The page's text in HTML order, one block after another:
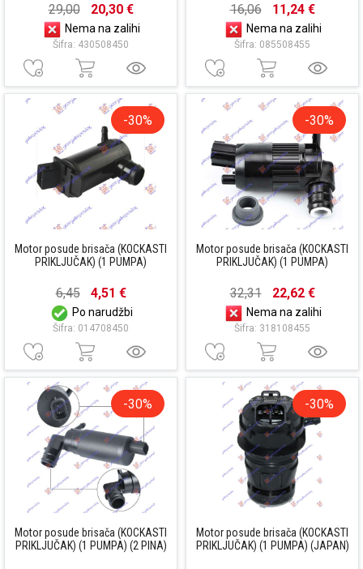
29,00 20,30 €
Nema na zalihi
Šifra: 430508450
16,06 11,24 €
Nema na zalihi
Šifra: 085508455
-30%
Motor posude brisača (KOCKASTI
PRIKLJUČAK) (1 PUMPA)
6,45 4,51 €
Po narudžbi
Šifra: 014708450
-30%
Motor posude brisača (KOCKASTI
PRIKLJUČAK) (1 PUMPA)
32,31 22,62 €
Nema na zalihi
Šifra: 318108455
-30%
Motor posude brisača (KOCKASTI
PRIKLJUČAK) (1 PUMPA) (2 PINA)
-30%
Motor posude brisača (KOCKASTI
PRIKLJUČAK) (1 PUMPA) (JAPAN)